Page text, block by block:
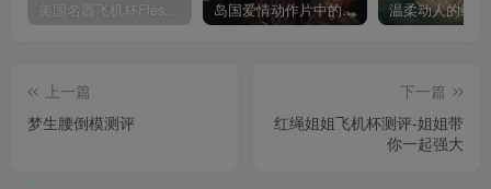
岛国爱情动作片中的AV棒到底有多猛？成人用品震动棒的发展史！
上一篇
梦生腰倒模测评
下一篇
红绳姐姐飞机杯测评-姐姐带
你一起强大